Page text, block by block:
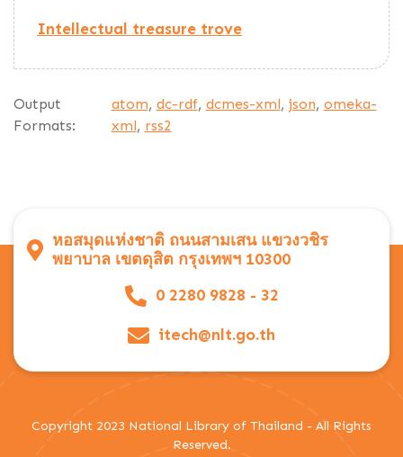
Intellectual treasure trove
Output
Formats:
atom, dc-rdf, dcmes-xml, json, omeka-
xml, rss2
หอสมุดแห่งชาติ ถนนสามเสน แขวงวชิร
พยาบาล เขตดุสิต กรุงเทพฯ 10300
0 2280 9828 - 32
itech@nlt.go.th
Copyright 2023 National Library of Thailand - All Rights
Reserved.